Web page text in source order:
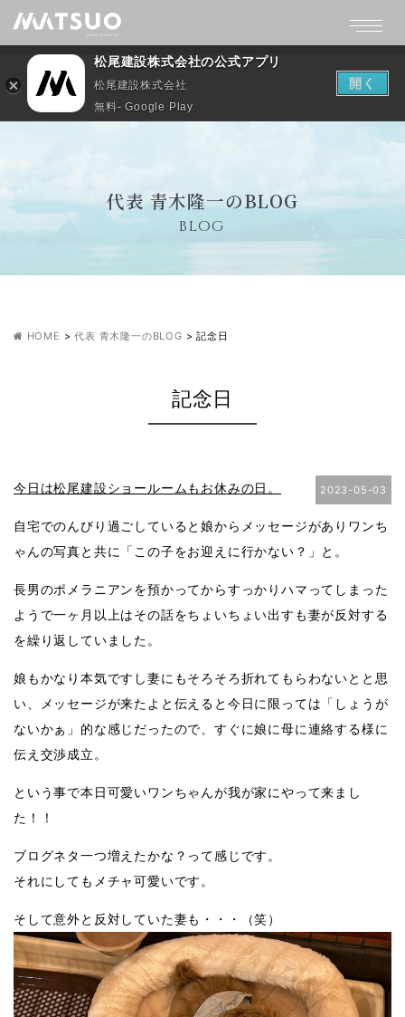
代表 青木隆一のBLOG
BLOG
HOME >代表 青木隆一のBLOG >記念日
記念日
2023-05-03
今日は松尾建設ショールームもお休みの日。
自宅でのんびり過ごしていると娘からメッセージがありワンち
ゃんの写真と共に「この子をお迎えに行かない？」と。
長男のポメラニアンを預かってからすっかりハマってしまった
ようで一ヶ月以上はその話をちょいちょい出すも妻が反対する
を繰り返していました。
娘もかなり本気ですし妻にもそろそろ折れてもらわないとと思
い、メッセージが来たよと伝えると今日に限っては「しょうが
ないかぁ」的な感じだったので、すぐに娘に母に連絡する様に
伝え交渉成立。
という事で本日可愛いワンちゃんが我が家にやって来まし
た！！
ブログネタ一つ増えたかな？って感じです。
それにしてもメチャ可愛いです。
そして意外と反対していた妻も・・・（笑）
松尾建設株式会社の公式アプリ
松尾建設株式会社
無料- Google Play
開く